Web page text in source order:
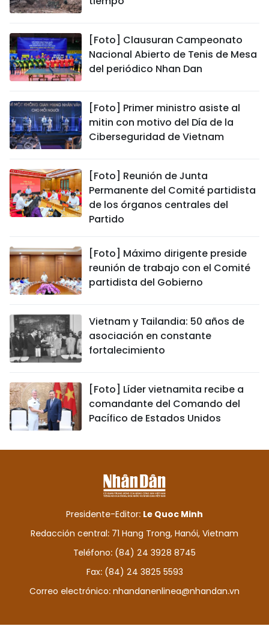
[Foto] Clausuran Campeonato
Nacional Abierto de Tenis de Mesa
del periódico Nhan Dan
[Foto] Primer ministro asiste al
mitin con motivo del Día de la
Ciberseguridad de Vietnam
[Foto] Reunión de Junta
Permanente del Comité partidista
de los órganos centrales del
Partido
[Foto] Máximo dirigente preside
reunión de trabajo con el Comité
partidista del Gobierno
Vietnam y Tailandia: 50 años de
asociación en constante
fortalecimiento
[Foto] Líder vietnamita recibe a
comandante del Comando del
Pacífico de Estados Unidos
Presidente-Editor: Le Quoc Minh
Redacción central: 71 Hang Trong, Hanói, Vietnam
Teléfono: (84) 24 3928 8745
Fax: (84) 24 3825 5593
Correo electrónico: nhandanenlinea@nhandan.vn